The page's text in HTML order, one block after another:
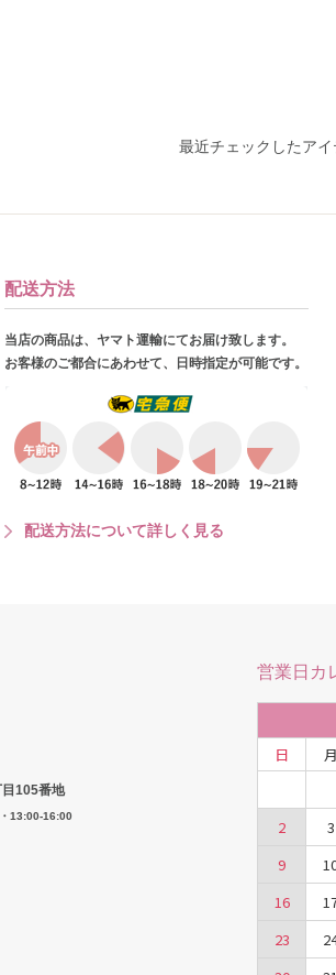
最近チェックしたアイ
配送方法
当店の商品は、ヤマト運輸にてお届け致します。
お客様のご都合にあわせて、日時指定が可能です。
配送方法について詳しく見る
105番地
13:00-16:00
営業日カ
日 月
2
3
9
16
23